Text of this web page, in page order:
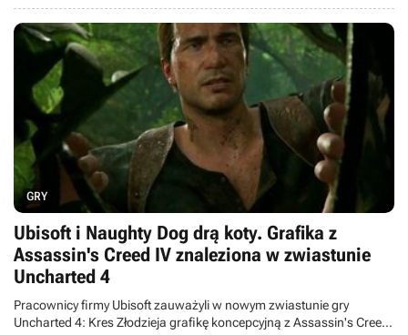
GRY
Ubisoft i Naughty Dog drą koty. Grafika z
Assassin's Creed IV znaleziona w zwiastunie
Uncharted 4
Pracownicy firmy Ubisoft zauważyli w nowym zwiastunie gry
Uncharted 4: Kres Złodzieja grafikę koncepcyjną z Assassin's Creed